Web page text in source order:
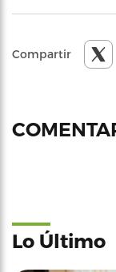
Compartir
Lo Último